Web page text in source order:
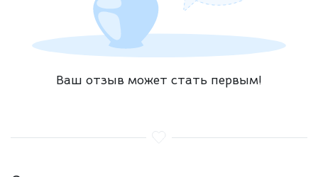
Ваш отзыв может стать первым!